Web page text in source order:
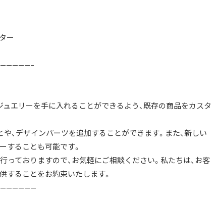
ー
エリーを手に入れることができるよう、既存の商品をカスタ
、デザインパーツを追加することができます。また、新しい
することも可能です。
ておりますので、お気軽にご相談ください。私たちは、お客
することをお約束いたします。